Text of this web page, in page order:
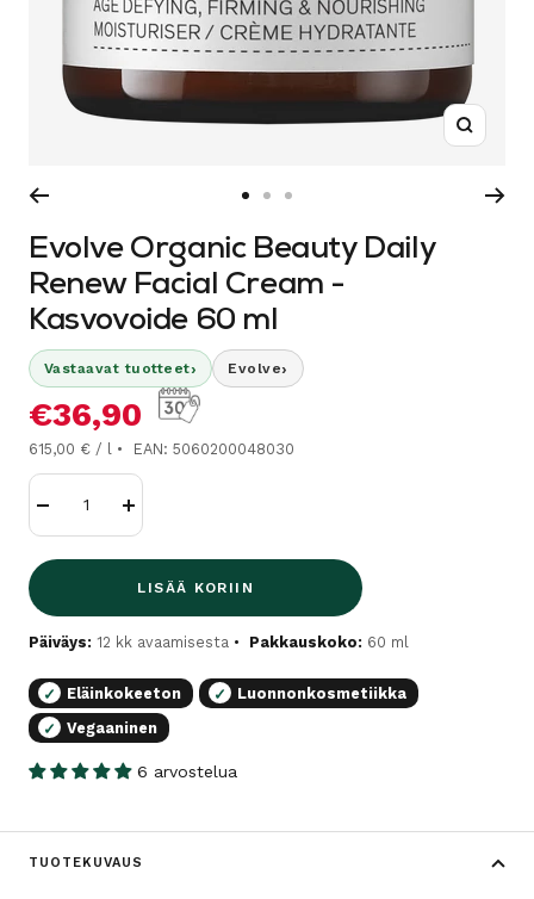
sivulle
sivullesivulle
Evolve Organic Beauty Daily
Renew Facial Cream -
Kasvovoide 60 ml
Vastaavat tuotteet› Evolve›
Alennushinta
€36,90
615,00 € / l EAN: 5060200048030
Lisää
LISÄÄ KORIIN
Päiväys: 12 kk avaamisesta Pakkauskoko: 60 ml
✓ Eläinkokeeton ✓
Luonnonkosmetiikka
✓
Vegaaninen
6 arvostelua
TUOTEKUVAUS